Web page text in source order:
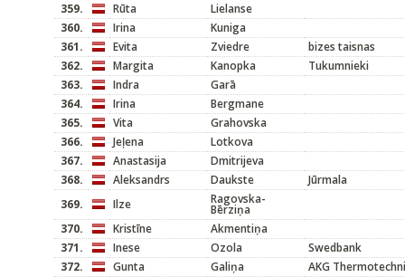
359.
Rūta
Lielanse
360.
Irina
Kuniga
361.
Evita Zviedre
bizes taisnas
362.
Margita Kanopka
Tukumnieki
363.
Indra
Garā
364.
Irina
Bergmane
365.
Vita
Grahovska
366.
Jeļena
Lotkova
367.
Anastasija
Dmitrijeva
368.
Aleksandrs Daukste
Jūrmala
369.
Ilze Ragovska-
Bērziņa
370.
Kristīne
Akmentiņa
371.
Inese Ozola
Swedbank
372.
Gunta Galiņa
AKG